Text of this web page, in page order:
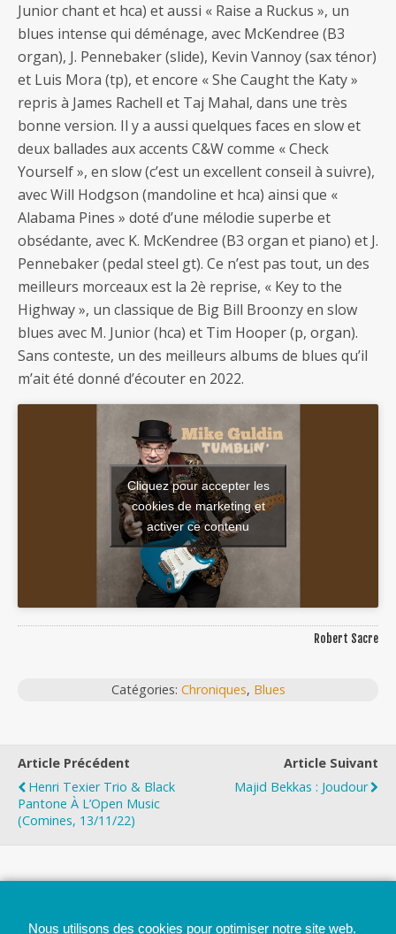
Junior chant et hca) et aussi « Raise a Ruckus », un
blues intense qui déménage, avec McKendree (B3
organ), J. Pennebaker (slide), Kevin Vannoy (sax ténor)
et Luis Mora (tp), et encore « She Caught the Katy »
repris à James Rachell et Taj Mahal, dans une très
bonne version. Il y a aussi quelques faces en slow et
deux ballades aux accents C&W comme « Check
Yourself », en slow (c’est un excellent conseil à suivre),
avec Will Hodgson (mandoline et hca) ainsi que «
Alabama Pines » doté d’une mélodie superbe et
obsédante, avec K. McKendree (B3 organ et piano) et J.
Pennebaker (pedal steel gt). Ce n’est pas tout, un des
meilleurs morceaux est la 2è reprise, « Key to the
Highway », un classique de Big Bill Broonzy en slow
blues avec M. Junior (hca) et Tim Hooper (p, organ).
Sans conteste, un des meilleurs albums de blues qu’il
m’ait été donné d’écouter en 2022.
Cliquez pour accepter les
cookies de marketing et
activer ce contenu
Robert Sacre
Catégories: Chroniques, Blues
Article Précédent
Henri Texier Trio & Black
Pantone À L’Open Music
(Comines, 13/11/22)
Article Suivant
Majid Bekkas : Joudour
Nous utilisons des cookies pour optimiser notre site web.